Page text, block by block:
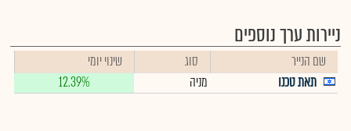
ניירות ערך נוספים
שם הנייר סוג
שינוי יומי
תאת טכנו
מניה 12.39%